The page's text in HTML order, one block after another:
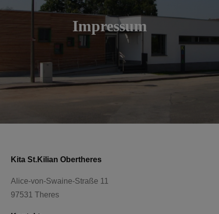
Impressum
Kita St.Kilian Obertheres
Alice-von-Swaine-Straße 11
97531 Theres